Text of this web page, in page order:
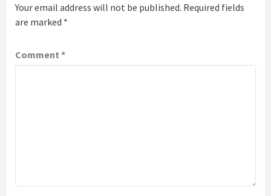
Your email address will not be published. Required fields
are marked *
Comment *